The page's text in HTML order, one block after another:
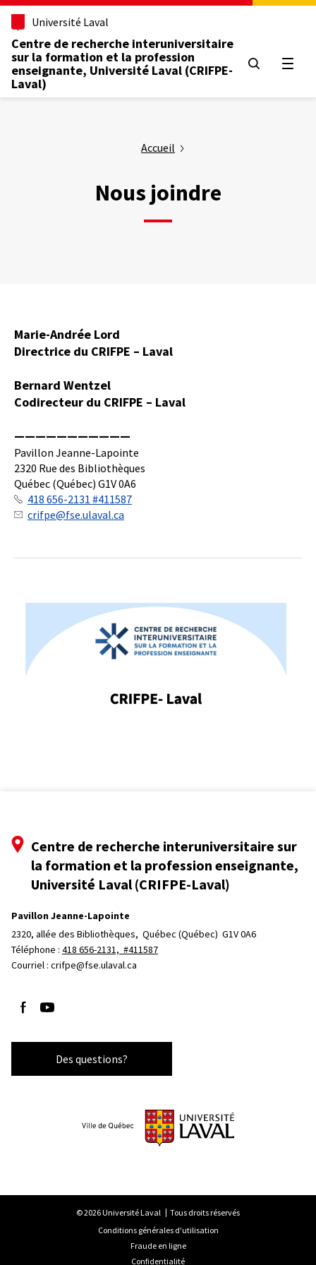
Aller
contenu
principal
Université Laval
Centre de recherche interuniversitaire
sur la formation et la profession
enseignante, Université Laval (CRIFPE-
Laval)
Accueil
Nous joindre
Marie-Andrée Lord
Directrice du CRIFPE – Laval
Bernard Wentzel
Codirecteur du CRIFPE – Laval
———————————
Pavillon Jeanne-Lapointe
2320 Rue des Bibliothèques
Québec (Québec) G1V 0A6
418 656-2131 #411587
crifpe@fse.ulaval.ca
Centre de recherche interuniversitaire sur
la formation et la profession enseignante,
Université Laval (CRIFPE-Laval)
Pavillon Jeanne-Lapointe
2320, allée des Bibliothèques, Québec (Québec)  G1V 0A6
Téléphone : 418 656-2131, #411587
Courriel : crifpe@fse.ulaval.ca
Suivez-nous sur Facebook
Suivez-nous sur YouTube
Des questions?
© 2026 Université Laval
Tous droits réservés
Conditions générales d'utilisation
Fraude en ligne
Confidentialité